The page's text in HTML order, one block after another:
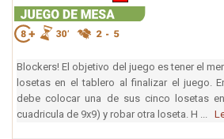
Blockers! El objetivo del juego es tener el
losetas en el tablero al finalizar el juego.
debe colocar una de sus cinco losetas
cuadricula de 9x9) y robar otra loseta. H ...